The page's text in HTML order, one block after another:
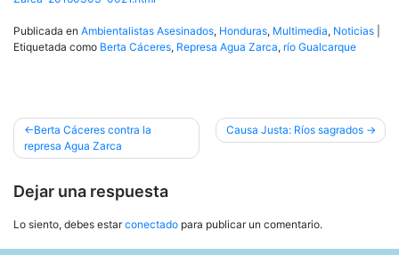
Publicada en Ambientalistas Asesinados, Honduras, Multimedia, Noticias
Etiquetada como Berta Cáceres, Represa Agua Zarca, río Gualcarque
Navegación
de
entradas
Berta Cáceres contra la
represa Agua Zarca
Causa Justa: Ríos sagrados
Dejar una respuesta
Lo siento, debes estarconectado para publicar un comentario.